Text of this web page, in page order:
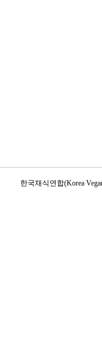
한국채식연합(Korea